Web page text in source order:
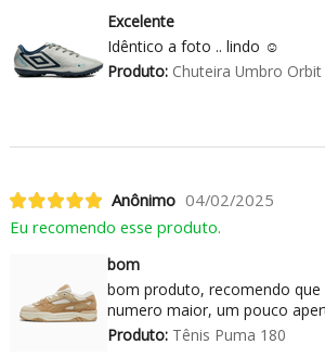
Excelente
Idêntico a foto .. lindo ☺️
Produto:Chuteira Umbro Orbit
Anônimo 04/02/2025
Eu recomendo esse produto.
bom
bom produto, recomendo que
numero maior, um pouco
Produto:Tênis Puma 180